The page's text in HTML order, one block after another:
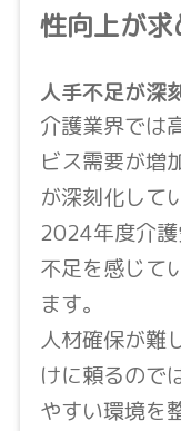
性向上が
人手不足が深
介護業界では
ビス需要が増
が深刻化して
2024年度介
不足を感じて
ます。
人材確保が難
けに頼るので
やすい環境を